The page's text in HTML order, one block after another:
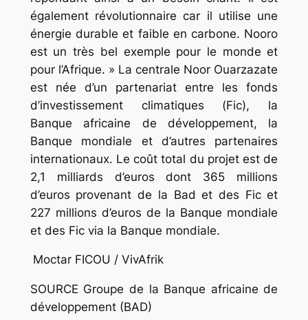
également révolutionnaire car il utilise une
énergie durable et faible en carbone. Nooro
est un très bel exemple pour le monde et
pour l’Afrique. » La centrale Noor Ouarzazate
est née d’un partenariat entre les fonds
d’investissement climatiques (Fic), la
Banque africaine de développement, la
Banque mondiale et d’autres partenaires
internationaux. Le coût total du projet est de
2,1 milliards d’euros dont 365 millions
d’euros provenant de la Bad et des Fic et
227 millions d’euros de la Banque mondiale
et des Fic via la Banque mondiale.
Moctar FICOU / VivAfrik
SOURCE Groupe de la Banque africaine de
développement (BAD)